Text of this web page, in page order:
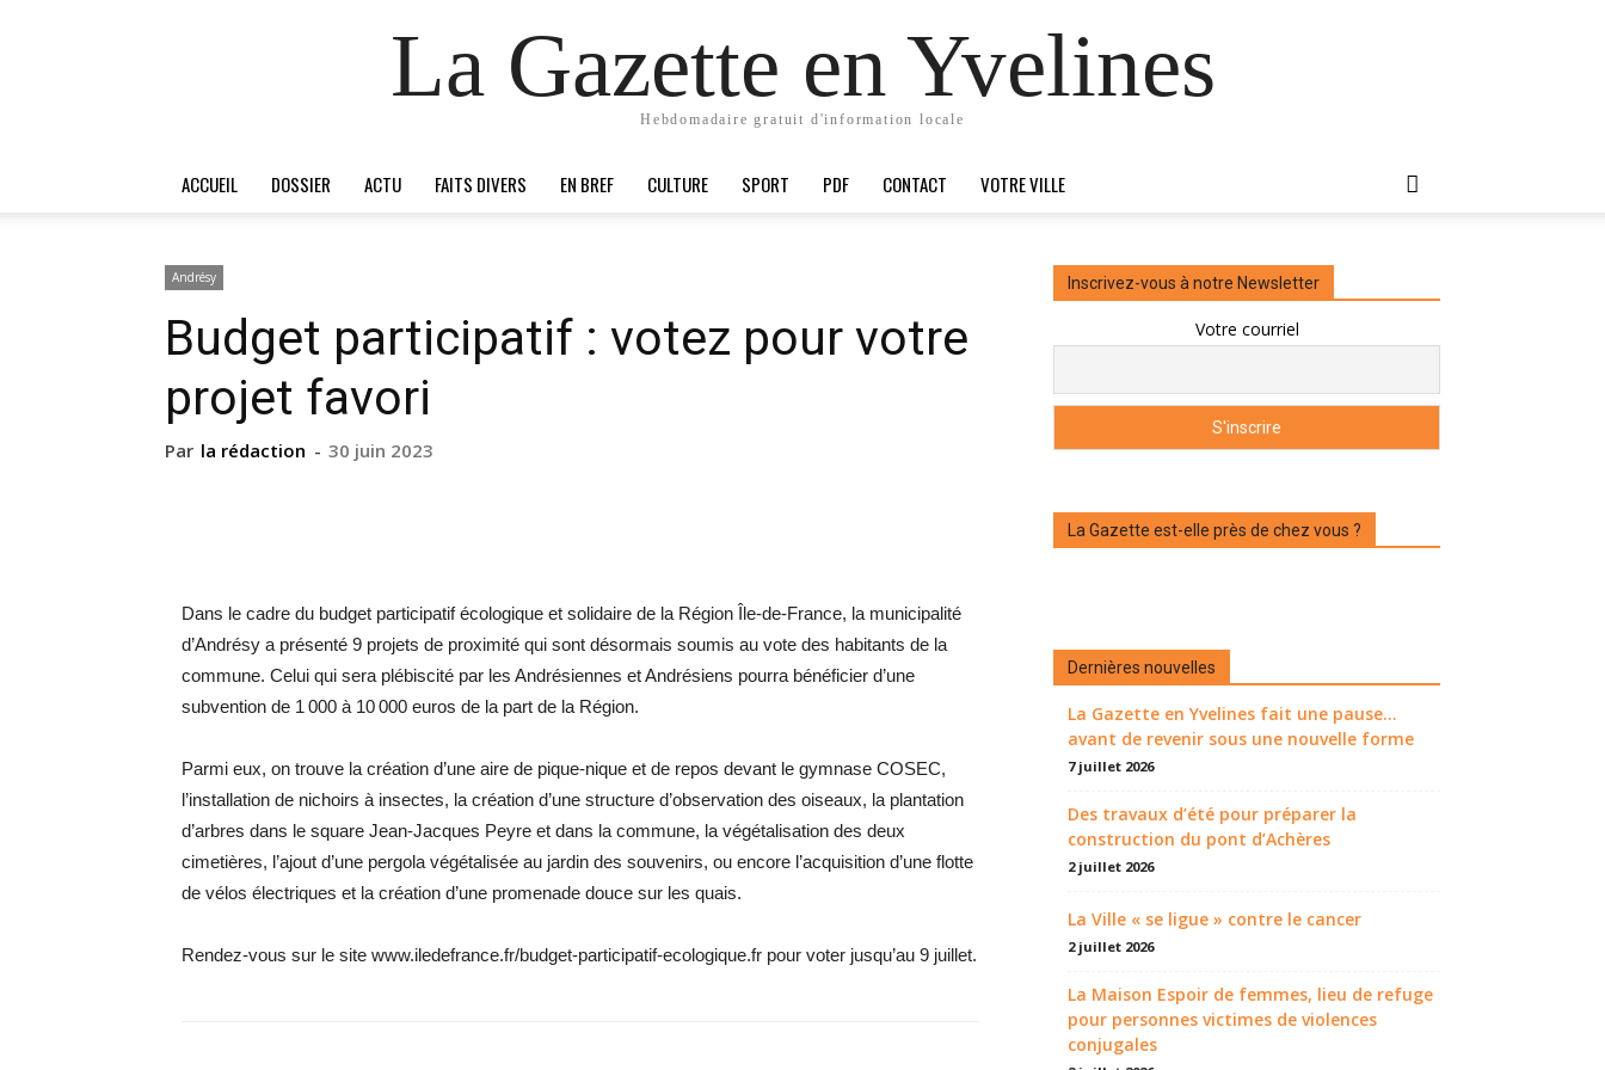
La Gazette en Yvelines
Hebdomadaire gratuit d'information locale
ACCUEIL DOSSIER ACTU FAITS DIVERS EN BREF CULTURE SPORT PDF CONTACT VOTRE VILLE
Andrésy
Budget participatif : votez pour votre
projet favori
Par la rédaction - 30 juin 2023
Dans le cadre du budget participatif écologique et solidaire de la Région Île-de-France, la municipalité
d’Andrésy a présenté 9 projets de proximité qui sont désormais soumis au vote des habitants de la
commune. Celui qui sera plébiscité par les Andrésiennes et Andrésiens pourra bénéficier d’une
subvention de 1 000 à 10 000 euros de la part de la Région.
Parmi eux, on trouve la création d’une aire de pique-nique et de repos devant le gymnase COSEC,
l’installation de nichoirs à insectes, la création d’une structure d’observation des oiseaux, la plantation
d’arbres dans le square Jean-Jacques Peyre et dans la commune, la végétalisation des deux
cimetières, l’ajout d’une pergola végétalisée au jardin des souvenirs, ou encore l’acquisition d’une flotte
de vélos électriques et la création d’une promenade douce sur les quais.
Rendez-vous sur le site www.iledefrance.fr/budget-participatif-ecologique.fr pour voter jusqu’au 9 juillet.
Inscrivez-vous à notre Newsletter
Votre courriel
La Gazette est-elle près de chez vous ?
Dernières nouvelles
La Gazette en Yvelines fait une pause...
avant de revenir sous une nouvelle forme
7 juillet 2026
Des travaux d’été pour préparer la
construction du pont d’Achères
2 juillet 2026
La Ville « se ligue » contre le cancer
2 juillet 2026
La Maison Espoir de femmes, lieu de refuge
pour personnes victimes de violences
conjugales